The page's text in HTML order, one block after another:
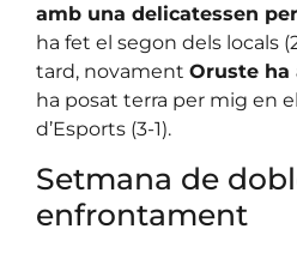
amb una delicatessen
ha fet el segon dels locals
tard, novament Oruste
ha posat terra per mig en
d’Esports (3-1).
Setmana de
enfrontament